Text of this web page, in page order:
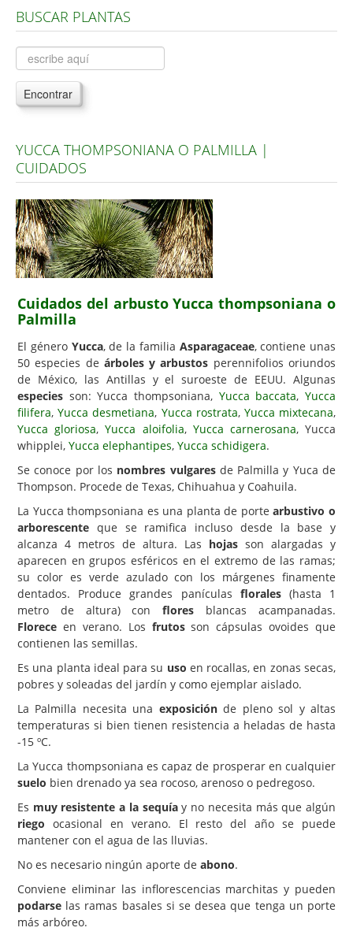
Árboles, Cicas y Palmeras de la G a la Z
Plantas Anuales y Perennes
Plantas Bulbosas y Acuáticas
Plantas de Interior
Plantas Aromáticas y de Huerto
Plantas Carnívoras y Orquídeas
Consejos
Hemisferio Norte
Hemisferio Sur
Enfermedades
Animales
Hongos
Carencias
Fotos
Flores y Plantas
Arbustos y Trepadoras
Cactus y Suculentas
BUSCAR PLANTAS
Encontrar
YUCCA THOMPSONIANA O PALMILLA |
CUIDADOS
Cuidados del arbusto Yucca thompsoniana o
Palmilla
El género Yucca, de la familia Asparagaceae, contiene unas
50 especies de árboles y arbustos perennifolios oriundos
de México, las Antillas y el suroeste de EEUU. Algunas
especies son: Yucca thompsoniana, Yucca baccata,Yucca
filifera,Yucca desmetiana, Yucca rostrata, Yucca mixtecana,
Yucca gloriosa,Yucca aloifolia, Yucca carnerosana, Yucca
whipplei, Yucca elephantipes, Yucca schidigera.
Se conoce por los nombres vulgaresde Palmilla y Yuca de
Thompson. Procede de Texas, Chihuahua y Coahuila.
La Yucca thompsoniana es una planta de portearbustivo o
arborescente que se ramifica incluso desde la base y
alcanza 4 metros de altura. Las hojas son alargadas y
aparecen en grupos esféricos en el extremo de las ramas;
su color es verde azulado con los márgenes finamente
dentados. Produce grandes panículas florales(hasta 1
metro de altura) conflores blancas acampanadas.
Florece en verano. Los frutosson cápsulas ovoides que
contienen las semillas.
Es una planta ideal para su uso en rocallas, en zonas secas,
pobres y soleadas del jardín y como ejemplar aislado.
La Palmilla necesita una exposiciónde pleno sol y altas
temperaturas si bien tienen resistencia a heladas de hasta
-15 ºC.
La Yucca thompsoniana es capaz de prosperar en cualquier
suelo bien drenado ya sea rocoso, arenoso o pedregoso.
Es muy resistente a la sequíay no necesita más que algún
riego ocasional en verano. El resto del año se puede
mantener con el agua de las lluvias.
No es necesario ningún aporte de abono.
Conviene eliminar las inflorescencias marchitas y pueden
podarse las ramas basales si se desea que tenga un porte
más arbóreo.